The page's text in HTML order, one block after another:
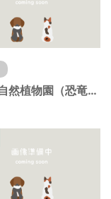
茶臼山自然植物園（恐竜園）（長野県長野市）